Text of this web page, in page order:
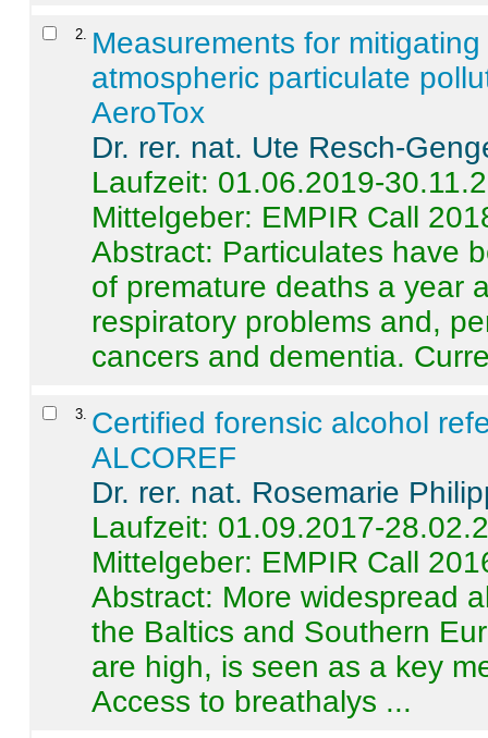
2
Measurements for
atmospheric particulate
AeroTox
Dr. rer. nat. Ute Resch-
Laufzeit: 01.06.2019-
Mittelgeber: EMPIR Call
Abstract: Particulates have
of premature deaths a year
respiratory problems and,
cancers and dementia.
3 Certified forensic alcohol
ALCOREF
Dr. rer. nat. Rosemarie
Laufzeit: 01.09.2017-
Mittelgeber: EMPIR Call
Abstract: More widespread
the Baltics and Southern
are high, is seen as a key
Access to breathalys ...